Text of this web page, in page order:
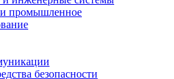
и промышленное
безопасности